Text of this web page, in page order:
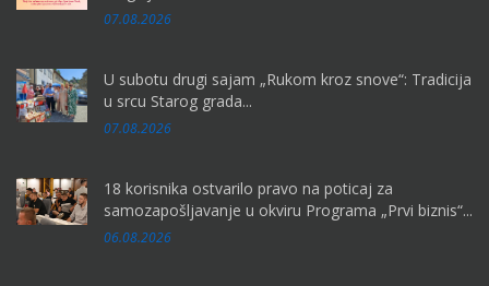
07.08.2026
U subotu drugi sajam „Rukom kroz snove“: Tradicija
u srcu Starog grada...
07.08.2026
18 korisnika ostvarilo pravo na poticaj za
samozapošljavanje u okviru Programa „Prvi biznis“...
06.08.2026